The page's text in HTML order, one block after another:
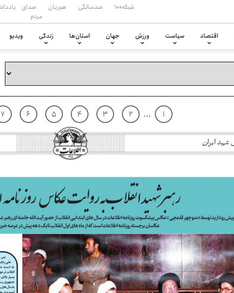
شبکه۱۰۰ صدسالگی هم‌زبان
صدای
مردم
اقتصاد سیاست ورزش جهان استان‌ها زندگی ویدیو
۱ ... ۲ ۳ ۴ ۵ ۶ ۷